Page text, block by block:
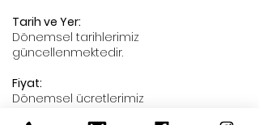
Tarih ve Yer:
Dönemsel tarihlerimiz
güncellenmektedir.
Fiyat:
Dönemsel ücretlerimiz